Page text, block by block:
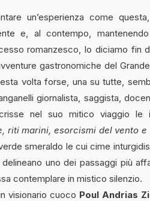
un’esperienza come
e, al contempo,
romanzesco, lo diciamo fin
gastronomiche del
volta forse, una su tutte,
giornalista, saggista,
nel suo mitico viaggio le
riti marini, esorcismi del vento
smeraldo le cui cime
uno dei passaggi più
contemplare in mistico silenzio.
visionario cuoco Poul Andrias